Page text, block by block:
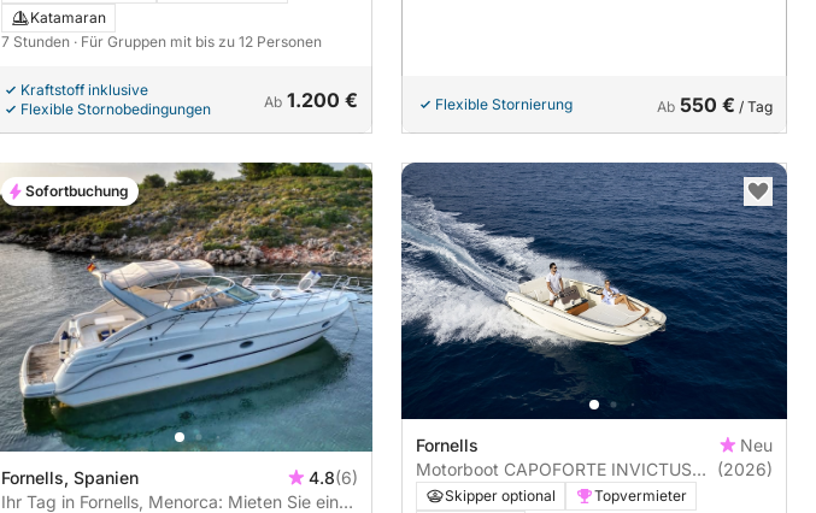
Katamaran
7 Stunden · Für Gruppen mit bis zu 12 Personen
Kraftstoff inklusive
Flexible Stornobedingungen
Ab 1.200 € Flexible Stornierung Ab 550 € / Tag
Fornells, Spanien 4.8(6)
Ihr Tag in Fornells, Menorca: Mieten Sie ein
Sofortbuchung
Fornells
Neu
Motorboot CAPOFORTE INVICTUS
200SX 115PS
(2026)
Skipper optional
Topvermieter